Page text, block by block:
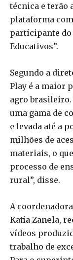
técnica e terão
plataforma
participante do
Educativos”.
Segundo a
Play é a maior
agro brasileiro.
uma gama de
e levada até a
milhões de
materiais, o
processo de
rural”, disse.
A
Katia Zanela,
vídeos
trabalho de